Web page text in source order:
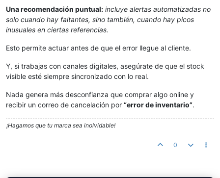
Una recomendación puntual: incluye alertas automatizadas no
solo cuando hay faltantes, sino también, cuando hay picos
inusuales en ciertas referencias.
Esto permite actuar antes de que el error llegue al cliente.
Y, si trabajas con canales digitales, asegúrate de que el stock
visible esté siempre sincronizado con lo real.
Nada genera más desconfianza que comprar algo online y
recibir un correo de cancelación por “error de inventario”.
¡Hagamos que tu marca sea inolvidable!
0